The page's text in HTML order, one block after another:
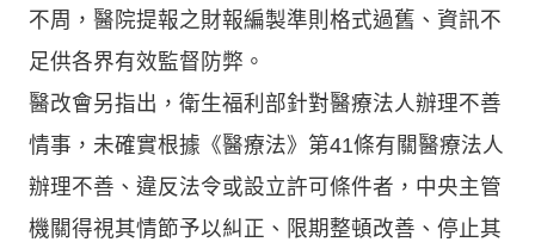
不周，醫院提報之財報編製準則格式過舊、資訊不
足供各界有效監督防弊。
醫改會另指出，衛生福利部針對醫療法人辦理不善
情事，未確實根據《醫療法》第41條有關醫療法人
辦理不善、違反法令或設立許可條件者，中央主管
機關得視其情節予以糾正、限期整頓改善、停止其